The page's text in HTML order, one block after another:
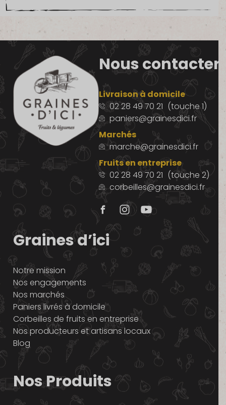
Nous contacter
Livraison à domicile
02 28 49 70 21 (touche 1)
paniers@grainesdici.fr
Marchés
marche@grainesdici.fr
Fruits en entreprise
02 28 49 70 21 (touche 2)
corbeilles@grainesdici.fr
Graines d’ici
Notre mission
Nos engagements
Nos marchés
Paniers livrés à domicile
Corbeilles de fruits en entreprise
Nos producteurs et artisans locaux
Blog
Nos Produits